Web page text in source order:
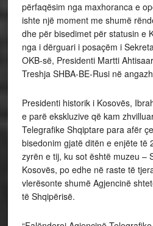
përfaqësim nga maxhoranca e
ishte një moment me shumë
dhe për bisedimet për statusin e
nga i dërguari i posaçëm i
OKB-së, Presidenti Martti
Treshja SHBA-BE-Rusi në
Presidenti historik i Kosovës,
e parë ekskluzive që kam
Telegrafike Shqiptare para afër
bisedonim gjatë ditën e enjëte të
zyrën e tij, ku sot është muzeu –
Kosovës, po edhe në raste të
vlerësonte shumë Agjencinë
të Shqipërisë.